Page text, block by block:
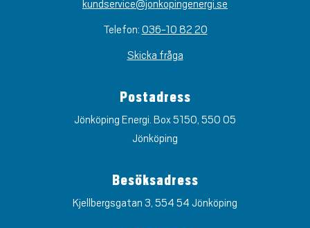
kundservice@jonkopingenergi.se
Telefon: 036-10 82 20
Skicka fråga
Postadress
Jönköping Energi. Box 5150, 550 05
Jönköping
Besöksadress
Kjellbergsgatan 3, 554 54 Jönköping